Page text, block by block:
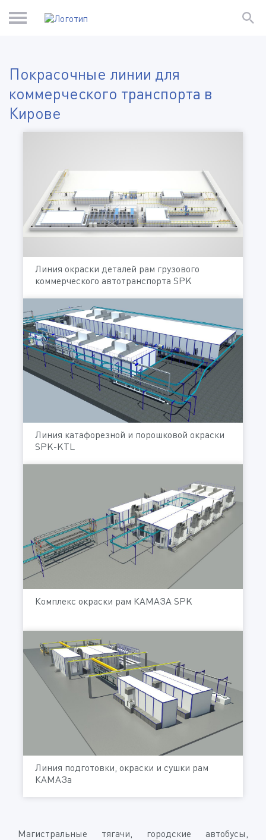
Покрасочные линии для
коммерческого транспорта в
Кирове
Линия окраски деталей рам грузового
коммерческого автотранспорта SPK
Линия катафорезной и порошковой окраски
SPK-KTL
Комплекс окраски рам КАМАЗА SPK
Линия подготовки, окраски и сушки рам
КАМАЗа
Магистральные тягачи, городские автобусы,